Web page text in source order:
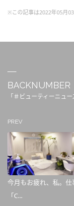
※この記事は2022年05月
BACKNUMBER
「＃ビューティーニュ
PREV
今月もお疲れ、私。仕
「C...